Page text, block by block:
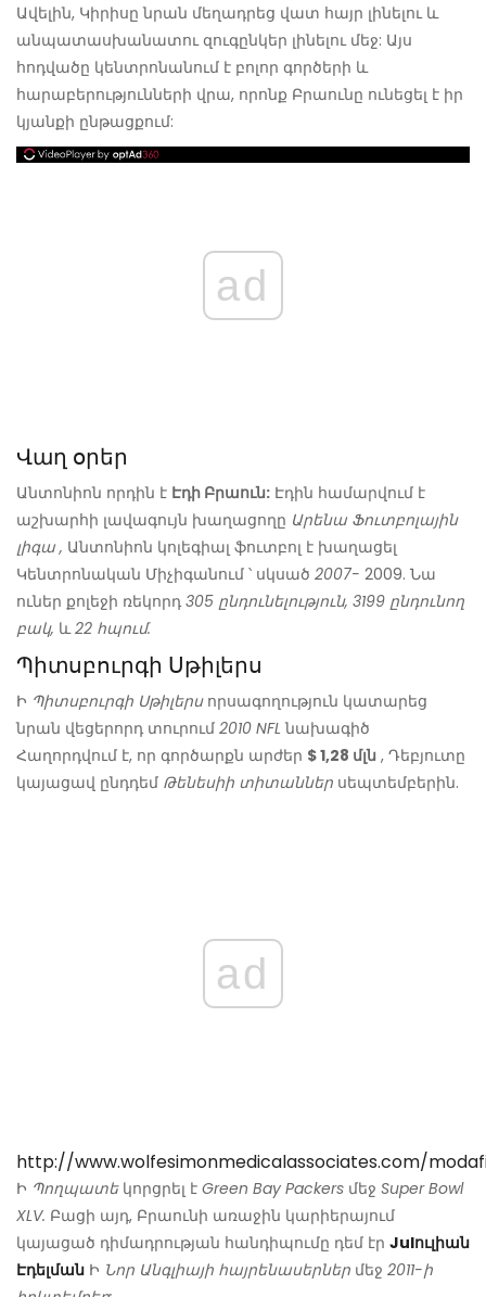
Ավելին, Կիրիսը նրան մեղադրեց վատ հայր լինելու և
անպատասխանատու զուգընկեր լինելու մեջ: Այս
հոդվածը կենտրոնանում է բոլոր գործերի և
հարաբերությունների վրա, որոնք Բրաունը ունեցել է իր
կյանքի ընթացքում:
ad
Վաղ օրեր
Անտոնիոն որդին է Էդի Բրաուն: Էդին համարվում է
աշխարհի լավագույն խաղացողը Արենա Ֆուտբոլային
լիգա , Անտոնիոն կոլեգիալ ֆուտբոլ է խաղացել
Կենտրոնական Միչիգանում ՝ սկսած 2007- 2009. Նա
ուներ քոլեջի ռեկորդ 305 ընդունելություն, 3199 ընդունող
բակ, և22 հպում.
Պիտսբուրգի Սթիլերս
Ի Պիտսբուրգի Սթիլերսորսագողություն կատարեց
նրան վեցերորդ տուրում 2010 NFL նախագիծ
Հաղորդվում է, որ գործարքն արժեր $ 1,28 մլն , Դեբյուտը
կայացավ ընդդեմ Թենեսիի տիտաններ սեպտեմբերին.
ad
http://www.wolfesimonmedicalassociates.com/
Ի Պողպատեկորցրել է Green Bay Packers մեջ Super Bowl
XLV. Բացի այդ, Բրաունի առաջին կարիերայում
կայացած դիմադրության հանդիպումը դեմ էր Julուլիան
Էդելման Ի Նոր Անգլիայի հայրենասերներ մեջ 2011-ի